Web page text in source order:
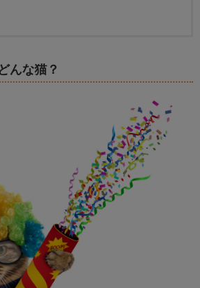
んな猫？